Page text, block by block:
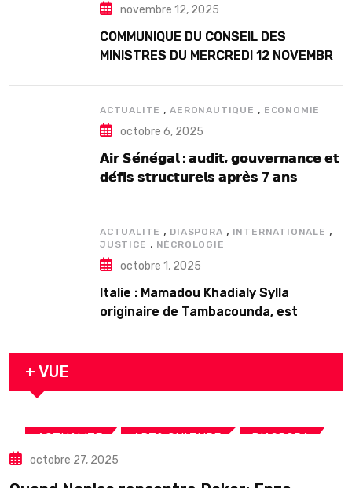
novembre 12, 2025
COMMUNIQUE DU CONSEIL DES
MINISTRES DU MERCREDI 12 NOVEMBRE
ACTUALITE ,AERONAUTIQUE , ECONOMIE
octobre 6, 2025
𝗔𝗶𝗿 𝗦𝗲́𝗻𝗲́𝗴𝗮𝗹 : 𝗮𝘂𝗱𝗶𝘁, 𝗴𝗼𝘂𝘃𝗲𝗿𝗻𝗮𝗻𝗰𝗲 𝗲𝘁
𝗱𝗲́𝗳𝗶𝘀 𝘀𝘁𝗿𝘂𝗰𝘁𝘂𝗿𝗲𝗹𝘀 𝗮𝗽𝗿𝗲̀𝘀 7 𝗮𝗻𝘀
ACTUALITE , DIASPORA , INTERNATIONALE ,
JUSTICE , NÉCROLOGIE
octobre 1, 2025
Italie : Mamadou Khadialy Sylla
originaire de Tambacounda, est
arrestation
+ VUE
ACTUALITE ART& CULTURE DIASPORA
TOURISME
octobre 27, 2025